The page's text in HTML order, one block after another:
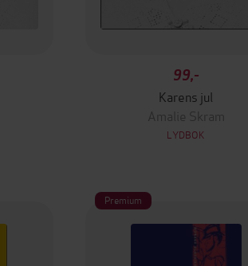
99,-
Karens jul
Amalie Skram
LYDBOK
Premium